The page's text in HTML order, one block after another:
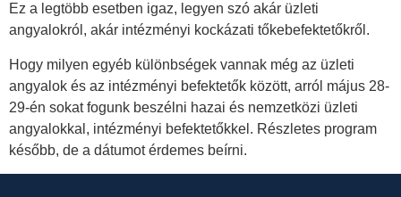
Ez a legtöbb esetben igaz, legyen szó akár üzleti
angyalokról, akár intézményi kockázati tőkebefektetőkről.
Hogy milyen egyéb különbségek vannak még az üzleti
angyalok és az intézményi befektetők között, arról május 28-
29-én sokat fogunk beszélni hazai és nemzetközi üzleti
angyalokkal, intézményi befektetőkkel. Részletes program
később, de a dátumot érdemes beírni.